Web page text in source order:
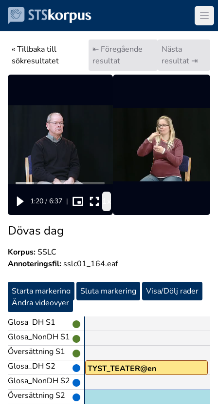
« Tillbaka till
sökresultatet
⇤ Föregående
resultat
Nästa
resultat ⇥
1:20 / 6:37 |
Dövas dag
Korpus:SSLC
Annoteringsfil: sslc01_164.eaf
Starta markering Sluta markering
Visa/Dölj rader
Ändra videovyer
Glosa_DH S1
Glosa_NonDH S1
Översättning S1
Glosa_DH S2
Glosa_NonDH S2
Översättning S2
TYST_TEATER@en